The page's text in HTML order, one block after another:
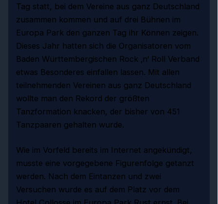
Tag statt, bei dem Vereine aus ganz Deutschland
zusammen kommen und auf drei Bühnen im
Europa Park den ganzen Tag ihr Können zeigen.
Dieses Jahr hatten sich die Organisatoren vom
Baden Württembergischen Rock ‚n‘ Roll Verband
etwas Besonderes einfallen lassen. Mit allen
teilnehmenden Vereinen aus ganz Deutschland
wollte man den Rekord der größten
Tanzformation knacken, der bisher von 451
Tanzpaaren gehalten wurde.
Wie im Vorfeld bereits im Internet angekündigt,
musste eine vorgegebene Figurenfolge getanzt
werden. Nach dem Eintanzen und zwei
Versuchen wurde es auf dem Platz vor dem